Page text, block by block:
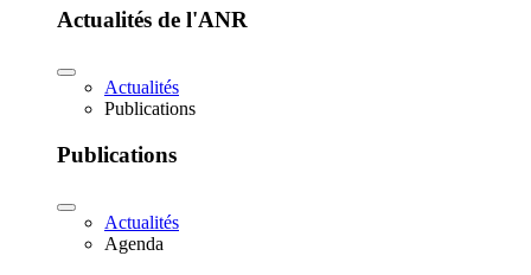
Actualités de l'ANR
Actualités
Publications
Publications
Actualités
Agenda